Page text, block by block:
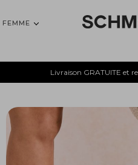
FEMME
Livraison GRATUITE et